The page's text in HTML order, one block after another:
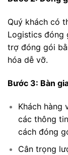
Quý khách có
Logistics đóng
trợ đóng gói
hóa dễ vỡ.
Bước 3: Bàn
Khách hàng
các thông
cách đóng
Cân trọng